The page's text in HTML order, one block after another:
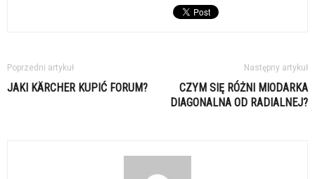
Poprzedni artykuł
JAKI KÄRCHER KUPIĆ FORUM?
Następny artykuł
CZYM SIĘ RÓŻNI MIODARKA
DIAGONALNA OD RADIALNEJ?